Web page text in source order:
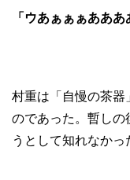
「ウあぁぁぁあああ
村重は「自慢の茶器
のであった。暫しの
うとして知れなかっ